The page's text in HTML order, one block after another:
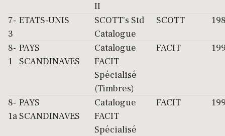
II
7-
3
ETATS-UNIS
SCOTT's Std
Catalogue
SCOTT
8-
1
PAYS
SCANDINAVES
Catalogue
FACIT
Spécialisé
(Timbres)
FACIT
8-
1a
PAYS
SCANDINAVES
Catalogue
FACIT
Spécialisé
FACIT